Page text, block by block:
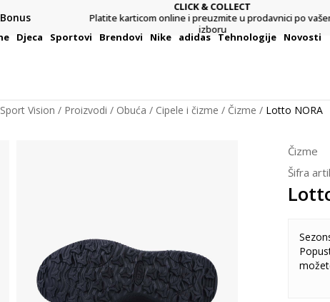
preko 99 KM
CLICK & COLLECT
Platite karticom online i preuzmite u prodavnici po
izboru
Djeca Sportovi Brendovi Nike adidas Tehnologije Novosti
Vision Proizvodi Obuća Cipele i čizme Čizme Lotto NORA
Čizme
Šifra